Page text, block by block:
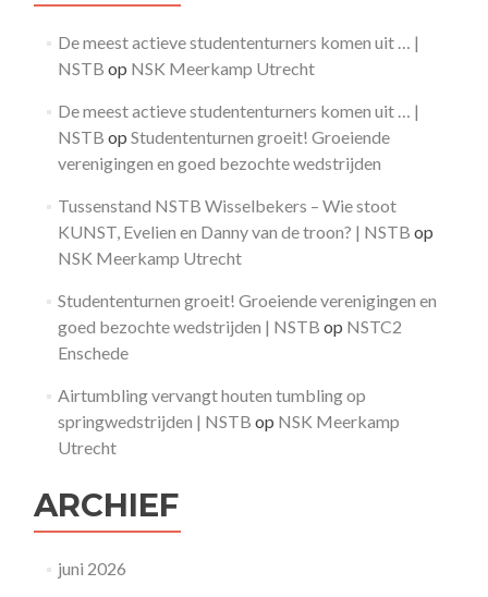
De meest actieve studententurners komen uit … |
NSTB op NSK Meerkamp Utrecht
De meest actieve studententurners komen uit … |
NSTB op Studententurnen groeit! Groeiende
verenigingen en goed bezochte wedstrijden
Tussenstand NSTB Wisselbekers – Wie stoot
KUNST, Evelien en Danny van de troon? | NSTB op
NSK Meerkamp Utrecht
Studententurnen groeit! Groeiende verenigingen en
goed bezochte wedstrijden | NSTB op NSTC2
Enschede
Airtumbling vervangt houten tumbling op
springwedstrijden | NSTB op NSK Meerkamp
Utrecht
ARCHIEF
juni 2026